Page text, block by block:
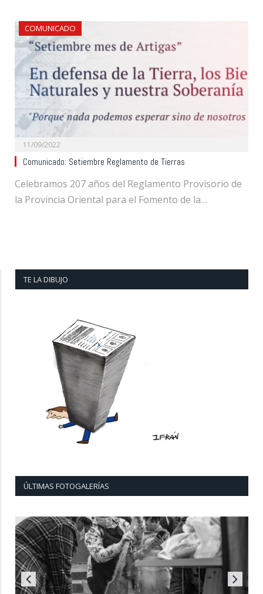
COMUNICADO
11/09/2022
Comunicado: Setiembre Reglamento de Tierras
Celebramos 207 años del Reglamento Provisorio de
la Provincia Oriental para el Fomento de la…
TE LA DIBUJO
ÚLTIMAS FOTOGALERÍAS